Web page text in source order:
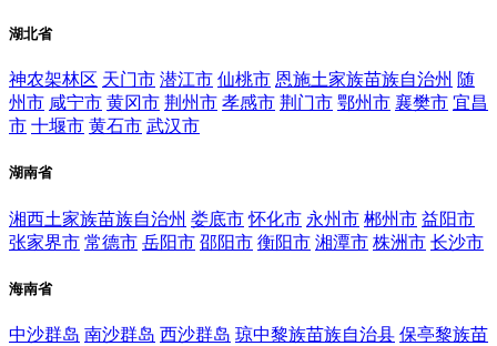
湖北省
神农架林区 天门市 潜江市 仙桃市 恩施土家族苗族自治州 随
州市 咸宁市 黄冈市 荆州市 孝感市 荆门市 鄂州市 襄樊市 宜昌
市 十堰市 黄石市 武汉市
湖南省
湘西土家族苗族自治州 娄底市 怀化市 永州市 郴州市 益阳市
张家界市 常德市 岳阳市 邵阳市 衡阳市 湘潭市 株洲市 长沙市
海南省
中沙群岛 南沙群岛 西沙群岛 琼中黎族苗族自治县 保亭黎族苗